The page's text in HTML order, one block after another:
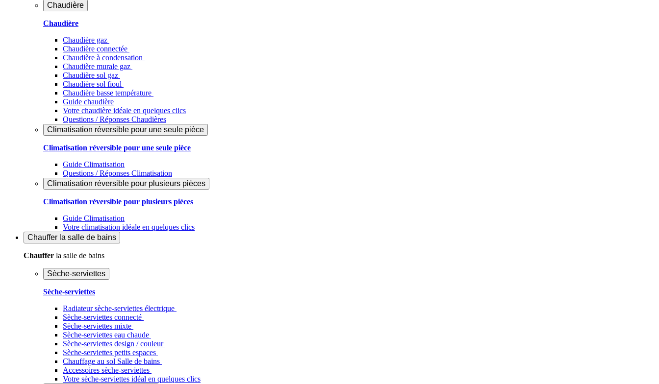
Chaudière
Chaudière
Chaudière gaz
Chaudière connectée
Chaudière à condensation
Chaudière murale gaz
Chaudière sol gaz
Chaudière sol fioul
Chaudière basse température
Guide chaudière
Votre chaudière idéale en quelques clics
Questions / Réponses Chaudières
Climatisation réversible pour une seule pièce
Climatisation réversible pour une seule pièce
Guide Climatisation
Questions / Réponses Climatisation
Climatisation réversible pour plusieurs pièces
Climatisation réversible pour plusieurs pièces
Guide Climatisation
Votre climatisation idéale en quelques clics
Chauffer la salle de bains
Chauffer la salle de bains
Sèche-serviettes
Sèche-serviettes
Radiateur sèche-serviettes électrique
Sèche-serviettes connecté
Sèche-serviettes mixte
Sèche-serviettes eau chaude
Sèche-serviettes design / couleur
Sèche-serviettes petits espaces
Chauffage au sol Salle de bains
Accessoires sèche-serviettes
Votre sèche-serviettes idéal en quelques clics